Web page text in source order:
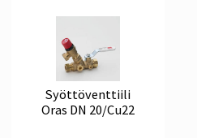
Syöttöventtiili
Oras DN 20/Cu22